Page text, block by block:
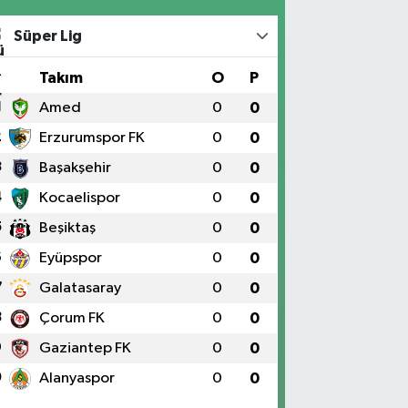
Süper Lig
Takım O P
Amed 0 0
Erzurumspor FK 0 0
Başakşehir 0 0
Kocaelispor 0 0
Beşiktaş 0 0
Eyüpspor 0 0
Galatasaray 0 0
Çorum FK 0 0
Gaziantep FK 0 0
Alanyaspor 0 0